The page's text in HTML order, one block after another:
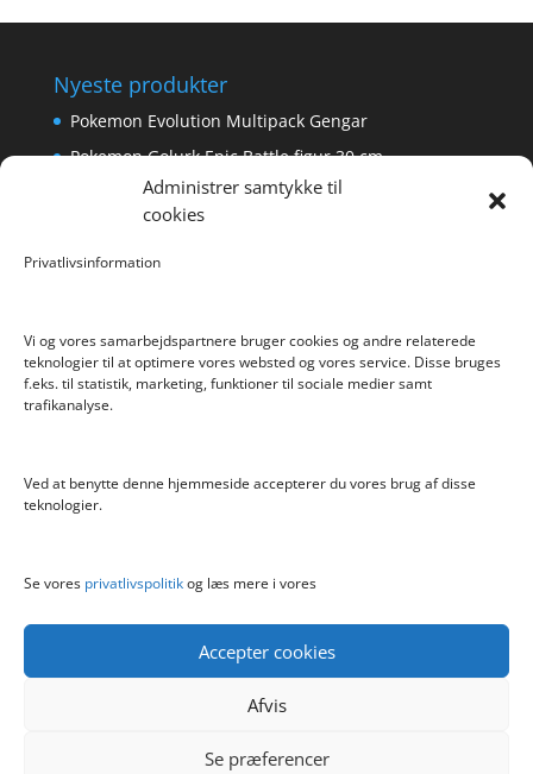
Administrer samtykke til
cookies
Privatlivsinformation
Vi og vores samarbejdspartnere bruger cookies og andre relaterede
teknologier til at optimere vores websted og vores service. Disse bruges
f.eks. til statistik, marketing, funktioner til sociale medier samt
trafikanalyse.
Ved at benytte denne hjemmeside accepterer du vores brug af disse
teknologier.
Se vores privatlivspolitikog læs mere i vores
Accepter cookies
Afvis
Se præferencer
Nyeste produkter
Pokemon Evolution Multipack Gengar
Pokemon Golurk Epic Battle figur 30 cm
Scalextric Digital -Easyfit Digital Plug
Care Bear Love-A-Lot ECO Bamse 36cm
Bratz Stylin Dukke Cloe
Info
Kontakt
Privatlivspolitik